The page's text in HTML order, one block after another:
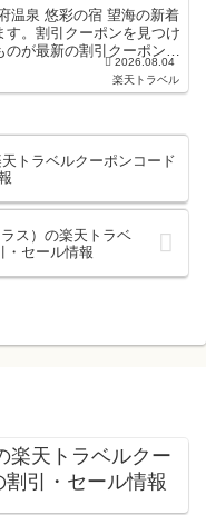
温泉 悠彩の宿 望海の新着
。割引クーポンを見つけ
が最新の割引クーポンに
使えるクーポ...
2026.08.04
楽天トラベル
トラベルクーポンコード
ス）の楽天トラベ
・セール情報
楽天トラベルクー
引・セール情報